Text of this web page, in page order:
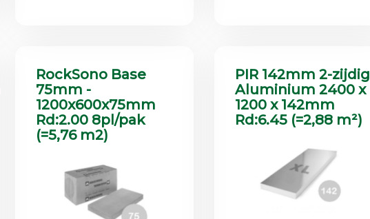
RockSono Base
75mm -
1200x600x75mm
Rd:2.00 8pl/pak
(=5,76 m2)
PIR 142mm 2-zijdig
Aluminium 2400 x
1200 x 142mm
Rd:6.45 (=2,88 m²)